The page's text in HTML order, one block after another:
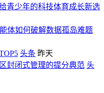
青少年的科技体育成长新选
体如何破解数据孤岛难题
头条 昨天
封闭式管理的提分典范 头